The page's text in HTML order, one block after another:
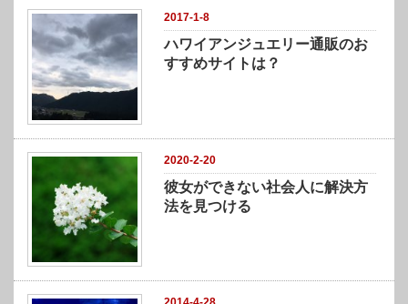
2017-1-8
ハワイアンジュエリー通販のお
すすめサイトは？
2020-2-20
彼女ができない社会人に解決方
法を見つける